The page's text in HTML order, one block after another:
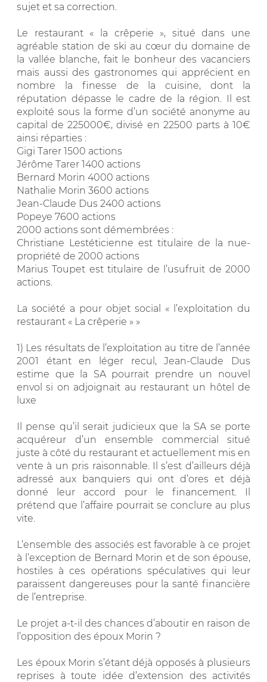
sujet et sa correction.
Le restaurant « la crêperie », situé dans une
agréable station de ski au cœur du domaine de
la vallée blanche, fait le bonheur des vacanciers
mais aussi des gastronomes qui apprécient en
nombre la finesse de la cuisine, dont la
réputation dépasse le cadre de la région. Il est
exploité sous la forme d’un société anonyme au
capital de 225000€, divisé en 22500 parts à 10€
ainsi réparties :
Gigi Tarer 1500 actions
Jérôme Tarer 1400 actions
Bernard Morin 4000 actions
Nathalie Morin 3600 actions
Jean-Claude Dus 2400 actions
Popeye 7600 actions
2000 actions sont démembrées :
Christiane Lestéticienne est titulaire de la nue-
propriété de 2000 actions
Marius Toupet est titulaire de l’usufruit de 2000
actions.
La société a pour objet social « l’exploitation du
restaurant « La crêperie » »
1) Les résultats de l’exploitation au titre de l’année
2001 étant en léger recul, Jean-Claude Dus
estime que la SA pourrait prendre un nouvel
envol si on adjoignait au restaurant un hôtel de
luxe
Il pense qu’il serait judicieux que la SA se porte
acquéreur d’un ensemble commercial situé
juste à côté du restaurant et actuellement mis en
vente à un pris raisonnable. Il s’est d’ailleurs déjà
adressé aux banquiers qui ont d’ores et déjà
donné leur accord pour le financement. Il
prétend que l’affaire pourrait se conclure au plus
vite.
L’ensemble des associés est favorable à ce projet
à l’exception de Bernard Morin et de son épouse,
hostiles à ces opérations spéculatives qui leur
paraissent dangereuses pour la santé financière
de l’entreprise.
Le projet a-t-il des chances d’aboutir en raison de
l’opposition des époux Morin ?
Les époux Morin s’étant déjà opposés à plusieurs
reprises à toute idée d’extension des activités